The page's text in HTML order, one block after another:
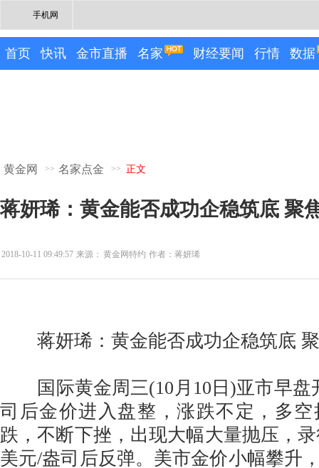
手机网
首页 快讯 金市直播 名家 财经要闻 行情 数据
黄金网 >> 名家点金 >> 正文
蒋妍琋：黄金能否成功企稳筑底 聚
2018-10-11 09:49:57 来源： 黄金网特约 作者：蒋妍琋
蒋妍琋：黄金能否成功企稳筑底 聚
国际黄金周三(10月10日)亚市早盘
司后金价进入盘整，涨跌不定，多
跌，不断下挫，出现大幅大量抛压，
美元/盎司后反弹。美市金价小幅攀升